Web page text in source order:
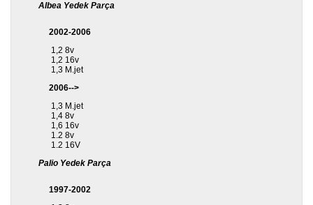
Albea Yedek Parça
2002-2006
1,2 8v
1,2 16v
1,3 M.jet
2006-->
1,3 M.jet
1,4 8v
1,6 16v
1.2 8v
1.2 16V
Palio Yedek Parça
1997-2002